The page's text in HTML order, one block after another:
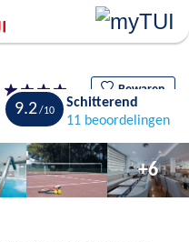
Bewaren
9.2
Schitterend
11 beoordelingen
+6